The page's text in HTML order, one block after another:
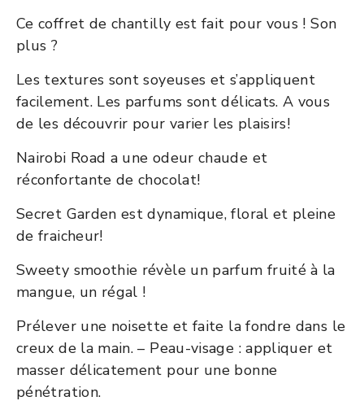
Ce coffret de chantilly est fait pour vous ! Son
plus ?
Les textures sont soyeuses et s’appliquent
facilement. Les parfums sont délicats. A vous
de les découvrir pour varier les plaisirs!
Nairobi Road a une odeur chaude et
réconfortante de chocolat!
Secret Garden est dynamique, floral et pleine
de fraicheur!
Sweety smoothie révèle un parfum fruité à la
mangue, un régal !
Prélever une noisette et faite la fondre dans le
creux de la main. – Peau-visage : appliquer et
masser délicatement pour une bonne
pénétration.